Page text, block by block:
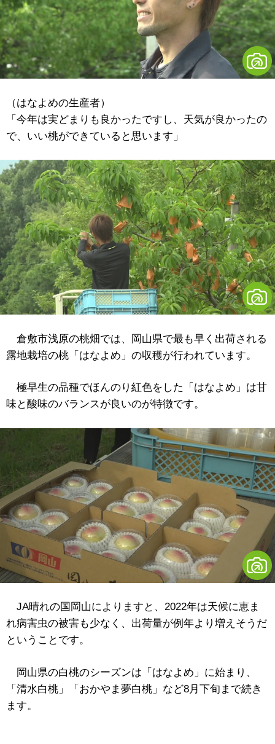
（はなよめの生産者）
「今年は実どまりも良かったですし、天気が良かったの
で、いい桃ができていると思います」
倉敷市浅原の桃畑では、岡山県で最も早く出荷される
露地栽培の桃「はなよめ」の収穫が行われています。
極早生の品種でほんのり紅色をした「はなよめ」は甘
味と酸味のバランスが良いのが特徴です。
JA晴れの国岡山によりますと、2022年は天候に恵ま
れ病害虫の被害も少なく、出荷量が例年より増えそうだ
ということです。
岡山県の白桃のシーズンは「はなよめ」に始まり、
「清水白桃」「おかやま夢白桃」など8月下旬まで続き
ます。